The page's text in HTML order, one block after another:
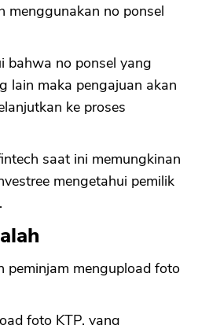
menggunakan no ponsel
bahwa no ponsel yang
lain maka pengajuan akan
ke proses
saat ini memungkinan
mengetahui pemilik
peminjam mengupload foto
foto KTP, yang